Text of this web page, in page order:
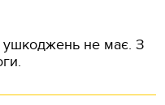
ушкоджень не має. З